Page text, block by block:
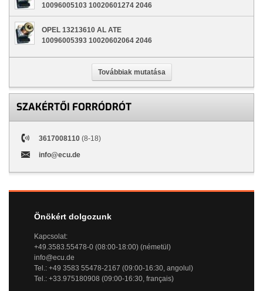
10096005103 10020601274 2046
OPEL 13213610 AL ATE
10096005393 10020602064 2046
Továbbiak mutatása
SZAKÉRTŐI FORRÓDRÓT
3617008110 (8-18)
info@ecu.de
Önökért dolgozunk
Kapcsolat:
+49.3583.55478-0 (08:00-18:00) (németül)
info@ecu.de
Tel.: +49 3583 55478-2167 (09:00-16:30, angolul)
Tel.: +33.975180908 (09:00-16:30, français)